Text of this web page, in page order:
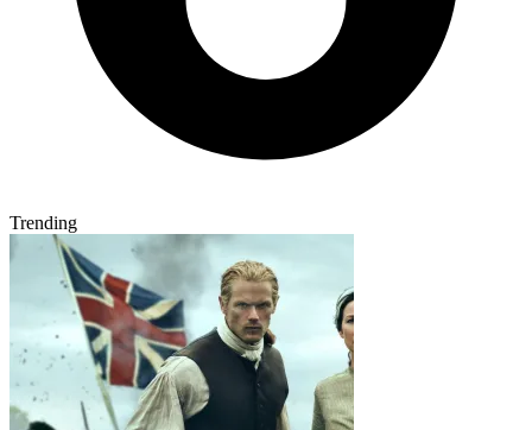
Trending